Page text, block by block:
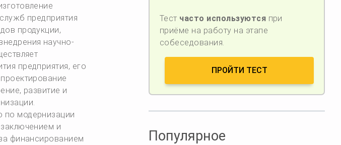
предприятия
продукции,
научно-
предприятия, его
развитие и
по модернизации
и
финансированием
Тест часто используются при
приёме на работу на этапе
собеседования.
ПРОЙТИ ТЕСТ
Популярное